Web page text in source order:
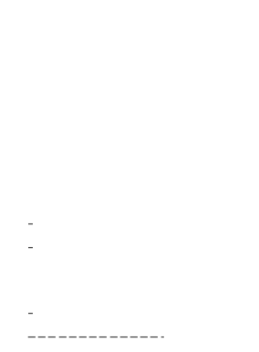
–
–
–
—————————————-